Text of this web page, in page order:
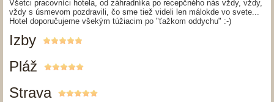
Všetci pracovníci hotela, od záhradníka po recepčného nás vždy, vždy,
vždy s úsmevom pozdravili, čo sme tiež videli len málokde vo svete...
Hotel doporučujeme všekým túžiacim po "ťažkom oddychu" :-)
Izby
Pláž
Strava